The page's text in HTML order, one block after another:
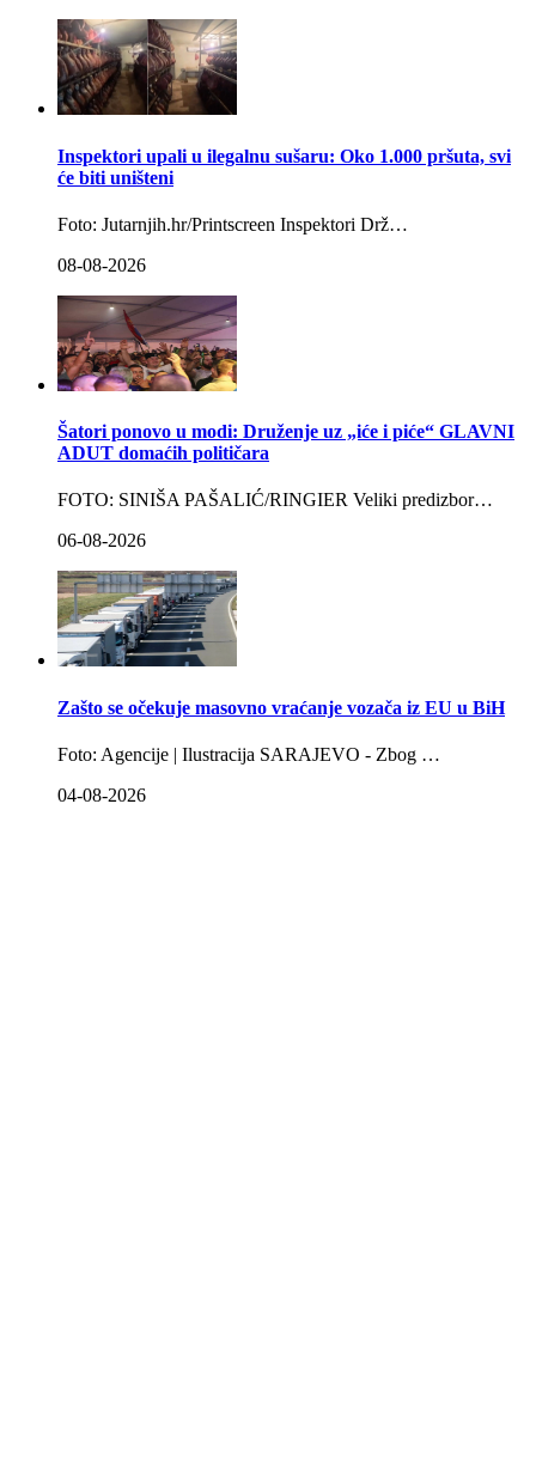
Inspektori upali u ilegalnu sušaru: Oko 1.000 pršuta, svi
će biti uništeni
Foto: Jutarnjih.hr/Printscreen Inspektori Drž…
08-08-2026
Šatori ponovo u modi: Druženje uz „iće i piće“ GLAVNI
ADUT domaćih političara
FOTO: SINIŠA PAŠALIĆ/RINGIER Veliki predizbor…
06-08-2026
Zašto se očekuje masovno vraćanje vozača iz EU u BiH
Foto: Agencije | Ilustracija SARAJEVO - Zbog …
04-08-2026